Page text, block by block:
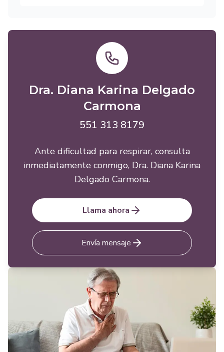
Dra. Diana Karina Delgado
Carmona
551 313 8179
Ante dificultad para respirar, consulta
inmediatamente conmigo, Dra. Diana Karina
Delgado Carmona.
Llama ahora
Envía mensaje